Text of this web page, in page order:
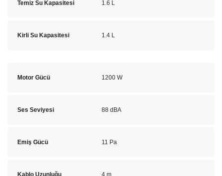
Temiz Su Kapasitesi 1.6 L
Kirli Su Kapasitesi 1.4 L
Motor Gücü 1200 W
Ses Seviyesi 88 dBA
Emiş Gücü 11 Pa
Kablo Uzunluğu 4 m